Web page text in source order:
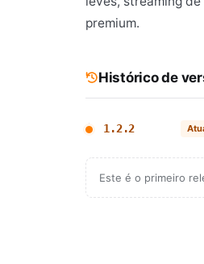
premium.
Histórico de
1.2.2
Este é o primeiro